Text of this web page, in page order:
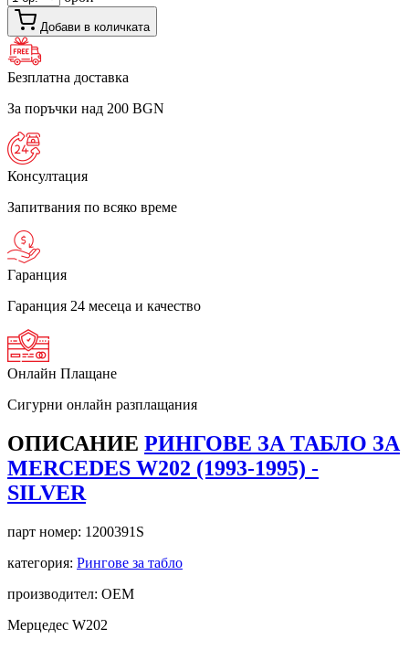
Добави в количката
Безплатна доставка
За поръчки над 200 BGN
Консултация
Запитвания по всяко време
Гаранция
Гаранция 24 месеца и качество
Онлайн Плащане
Сигурни онлайн разплащания
ОПИСАНИЕ РИНГОВЕ ЗА ТАБЛО ЗА
MERCEDES W202 (1993-1995) -
SILVER
парт номер: 1200391S
категория: Рингове за табло
производител: OEM
Мерцедес W202